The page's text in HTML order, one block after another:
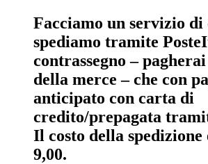
Facciamo un servizio di
spediamo tramite
contrassegno –
della merce – che con
anticipato con carta di
credito/prepagata
Il costo della spedizione
9,00.